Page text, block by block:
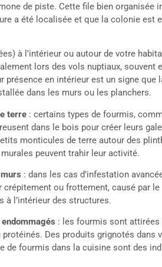
de piste. Cette file bien organisée
a été localisée et que la colonie est
à l’intérieur ou autour de votre
lors des vols nuptiaux, souvent
présence en intérieur est un signe que
dans les murs ou les planchers.
terre : certains types de fourmis,
dans le bois pour créer leurs
monticules de terre autour des
peuvent trahir leur activité.
: dans les cas d’infestation
crépitement ou frottement, causé par le
à l’intérieur des structures.
: les fourmis sont attirées
Des produits grignotés dans
de fourmis dans la cuisine sont des